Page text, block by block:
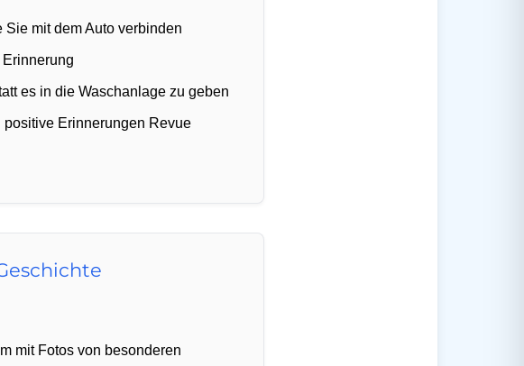
mit dem Auto verbinden
es in die Waschanlage zu geben
Erinnerungen Revue
mit Fotos von besonderen